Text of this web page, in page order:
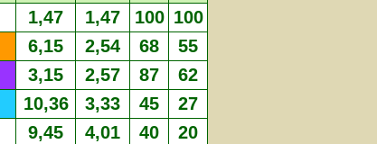
1,47 1,47 100 100
6,15 2,54 68 55
3,15 2,57 87 62
10,36 3,33 45 27
9,45 4,01 40 20